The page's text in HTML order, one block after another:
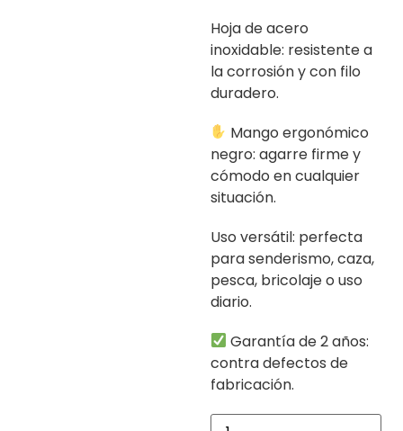
Hoja de acero
inoxidable: resistente a
la corrosión y con filo
duradero.
Mango ergonómico
negro: agarre firme y
cómodo en cualquier
situación.
Uso versátil: perfecta
para senderismo, caza,
pesca, bricolaje o uso
diario.
Garantía de 2 años:
contra defectos de
fabricación.